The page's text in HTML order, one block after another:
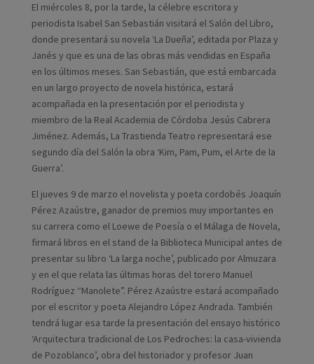
El miércoles 8, por la tarde, la célebre escritora y
periodista Isabel San Sebastián visitará el Salón del Libro,
donde presentará su novela ‘La Dueña’, editada por Plaza y
Janés y que es una de las obras más vendidas en España
en los últimos meses. San Sebastián, que está embarcada
en un largo proyecto de novela histórica, estará
acompañada en la presentación por el periodista y
miembro de la Real Academia de Córdoba Jesús Cabrera
Jiménez. Además, La Trastienda Teatro representará ese
segundo día del Salón la obra ‘Kim, Pam, Pum, el Arte de la
Guerra’.
El jueves 9 de marzo el novelista y poeta cordobés Joaquín
Pérez Azaústre, ganador de premios muy importantes en
su carrera como el Loewe de Poesía o el Málaga de Novela,
firmará libros en el stand de la Biblioteca Municipal antes de
presentar su libro ‘La larga noche’, publicado por Almuzara
y en el que relata las últimas horas del torero Manuel
Rodríguez “Manolete”. Pérez Azaústre estará acompañado
por el escritor y poeta Alejandro López Andrada. También
tendrá lugar esa tarde la presentación del ensayo histórico
‘Arquitectura tradicional de Los Pedroches: la casa-vivienda
de Pozoblanco’, obra del historiador y profesor Juan